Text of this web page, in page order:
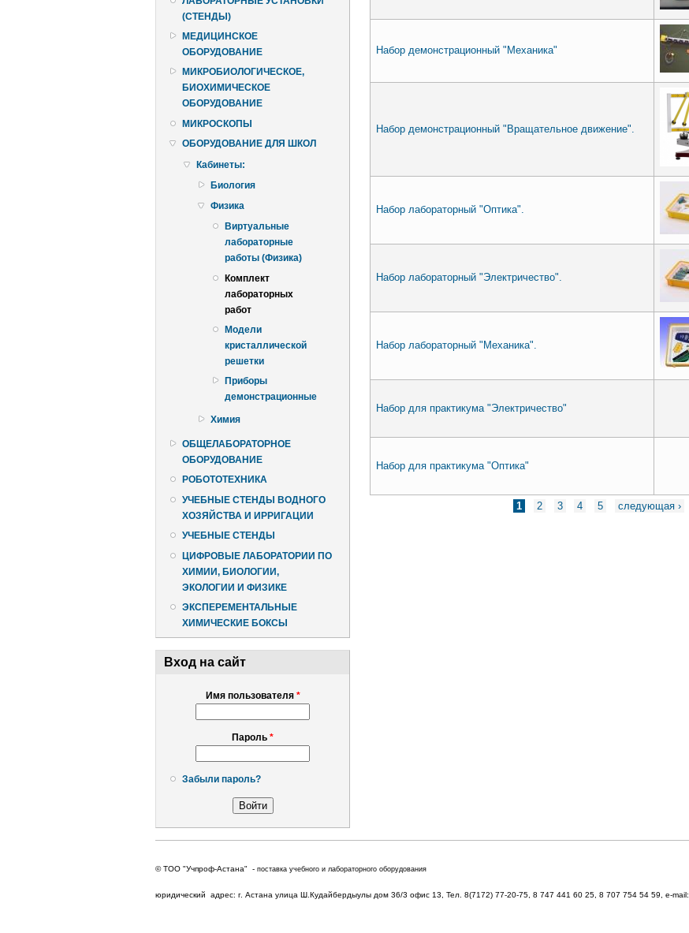
(СТЕНДЫ)
МЕДИЦИНСКОЕ
ОБОРУДОВАНИЕ
МИКРОБИОЛОГИЧЕСКОЕ,
БИОХИМИЧЕСКОЕ
ОБОРУДОВАНИЕ
МИКРОСКОПЫ
ОБОРУДОВАНИЕ ДЛЯ ШКОЛ
Кабинеты:
Биология
Физика
Виртуальные
лабораторные
работы (Физика)
Комплект
лабораторных
работ
Модели
кристаллической
решетки
Приборы
демонстрационные
Химия
ОБЩЕЛАБОРАТОРНОЕ
ОБОРУДОВАНИЕ
РОБОТОТЕХНИКА
УЧЕБНЫЕ СТЕНДЫ ВОДНОГО
ХОЗЯЙСТВА И ИРРИГАЦИИ
УЧЕБНЫЕ СТЕНДЫ
ЦИФРОВЫЕ ЛАБОРАТОРИИ ПО
ХИМИИ, БИОЛОГИИ,
ЭКОЛОГИИ И ФИЗИКЕ
ЭКСПЕРЕМЕНТАЛЬНЫЕ
ХИМИЧЕСКИЕ БОКСЫ
Вход на сайт
Имя пользователя *
Пароль *
Забыли пароль?
Набор демонстрационный "Механика"
Набор демонстрационный "Вращательное движение".
Набор лабораторный "Оптика".
Набор лабораторный "Электричество".
Набор лабораторный "Механика".
Набор для практикума "Электричество"
Набор для практикума "Оптика"
1 2 3 4 5 следующая ›
© ТОО "Учпроф-Астана" - поставка учебного и лабораторного оборудования
юридический адрес: г. Астана улица Ш.Кудайбердыулы дом 36/3 офис 13, Тел. 8(7172) 77-20-75, 8 747 441 60 25, 8 707 754 54 59 , e-mail: